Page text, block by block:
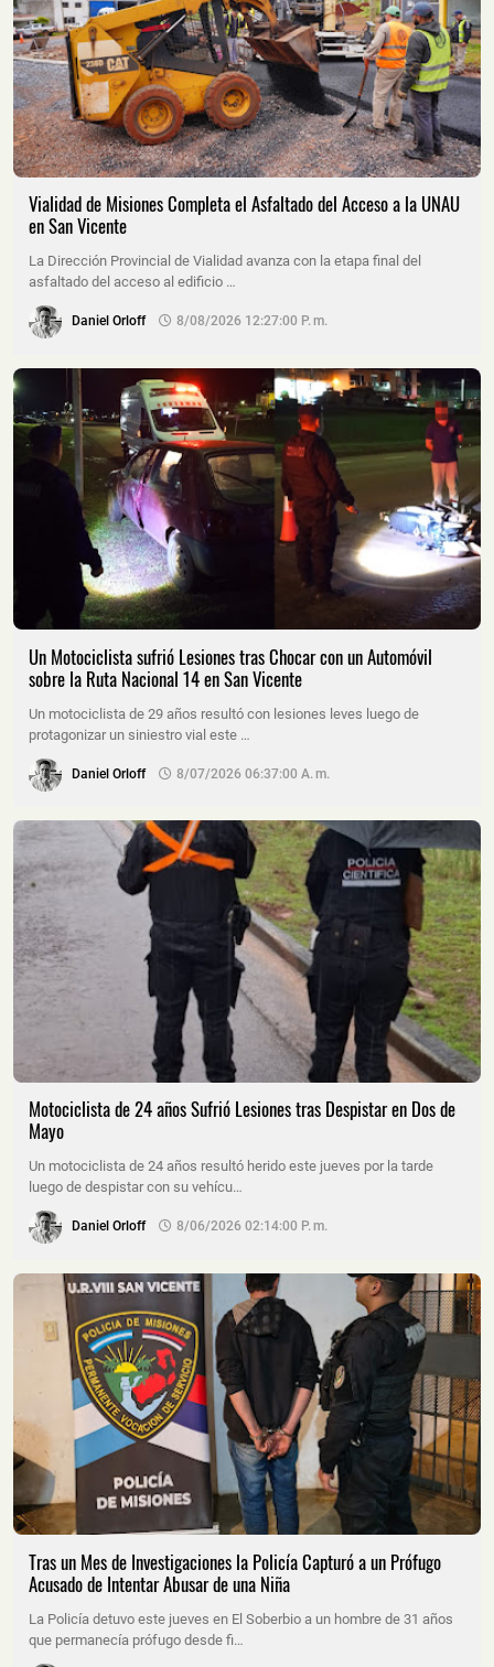
Vialidad de Misiones Completa el Asfaltado del Acceso a la UNAU
en San Vicente
La Dirección Provincial de Vialidad avanza con la etapa final del
asfaltado del acceso al edificio …
Daniel Orloff 8/08/2026 12:27:00 P. M.
Un Motociclista sufrió Lesiones tras Chocar con un Automóvil
sobre la Ruta Nacional 14 en San Vicente
Un motociclista de 29 años resultó con lesiones leves luego de
protagonizar un siniestro vial este …
Daniel Orloff 8/07/2026 06:37:00 A. M.
Motociclista de 24 años Sufrió Lesiones tras Despistar en Dos de
Mayo
Un motociclista de 24 años resultó herido este jueves por la tarde
luego de despistar con su vehícu…
Daniel Orloff 8/06/2026 02:14:00 P. M.
Tras un Mes de Investigaciones la Policía Capturó a un Prófugo
Acusado de Intentar Abusar de una Niña
La Policía detuvo este jueves en El Soberbio a un hombre de 31 años
que permanecía prófugo desde fi…